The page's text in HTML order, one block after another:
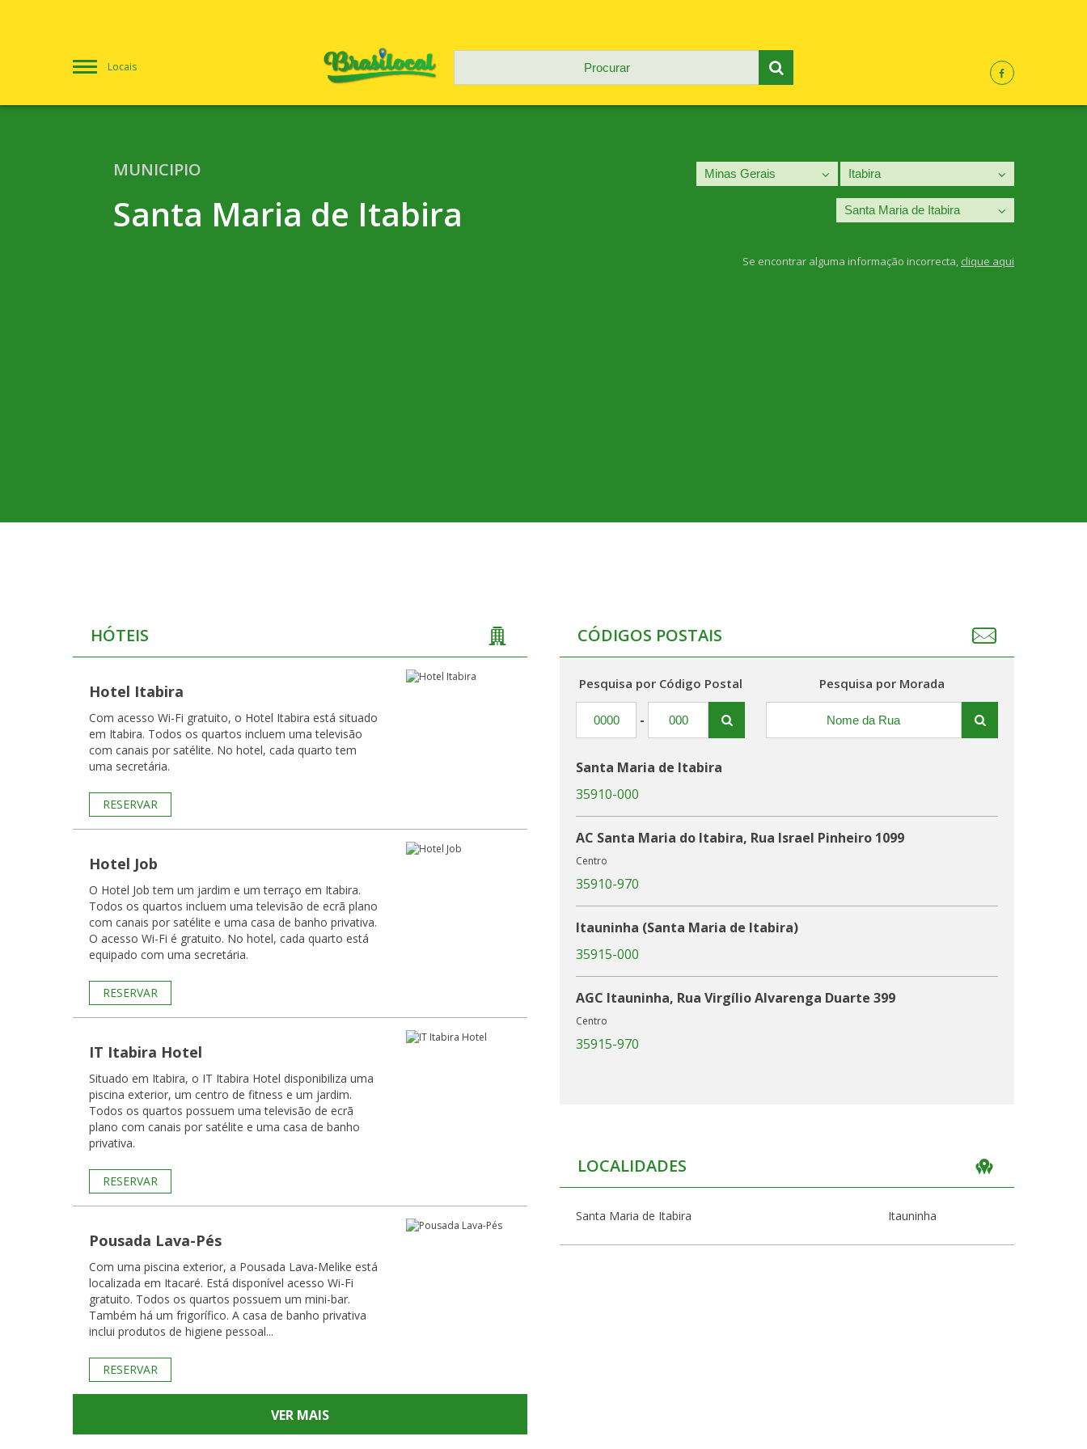
Locais
MUNICIPIO
Santa Maria de Itabira
Se encontrar alguma informação incorrecta, clique aqui
HÓTEIS
Hotel Itabira
Com acesso Wi-Fi gratuito, o Hotel Itabira está situado
em Itabira. Todos os quartos incluem uma televisão
com canais por satélite. No hotel, cada quarto tem
uma secretária.
RESERVAR
Hotel Job
O Hotel Job tem um jardim e um terraço em Itabira.
Todos os quartos incluem uma televisão de ecrã plano
com canais por satélite e uma casa de banho privativa.
O acesso Wi-Fi é gratuito. No hotel, cada quarto está
equipado com uma secretária.
RESERVAR
IT Itabira Hotel
Situado em Itabira, o IT Itabira Hotel disponibiliza uma
piscina exterior, um centro de fitness e um jardim.
Todos os quartos possuem uma televisão de ecrã
plano com canais por satélite e uma casa de banho
privativa.
RESERVAR
Pousada Lava-Pés
Com uma piscina exterior, a Pousada Lava-Melike está
localizada em Itacaré. Está disponível acesso Wi-Fi
gratuito. Todos os quartos possuem um mini-bar.
Também há um frigorífico. A casa de banho privativa
inclui produtos de higiene pessoal...
RESERVAR
VER MAIS
CÓDIGOS POSTAIS
Pesquisa por Código Postal
-
Pesquisa por Morada
Santa Maria de Itabira
35910-000
AC Santa Maria do Itabira, Rua Israel Pinheiro 1099
Centro
35910-970
Itauninha (Santa Maria de Itabira)
35915-000
AGC Itauninha, Rua Virgílio Alvarenga Duarte 399
Centro
35915-970
LOCALIDADES
Santa Maria de Itabira Itauninha